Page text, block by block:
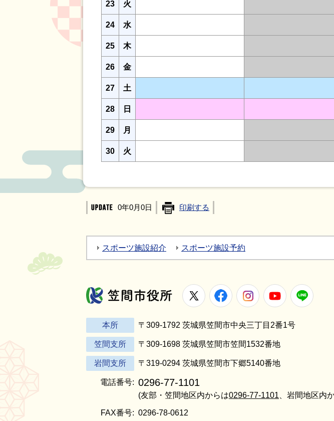
23 火
24 水
25 木
26 金
27 土
28 日
29 月
30 火
0年0月0日 印刷する
スポーツ施設紹介 スポーツ施設予約
笠間市役所
X FacebookInstagramYoutube
本所 〒309-1792 茨城県笠間市中央三丁目2番1号
笠間支所 〒309-1698 茨城県笠間市笠間1532番地
岩間支所 〒319-0294 茨城県笠間市下郷5140番地
電話番号: 0296-77-1101
(友部・笠間地区内からは0296-77-1101 、岩間地区内
FAX番号: 0296-78-0612